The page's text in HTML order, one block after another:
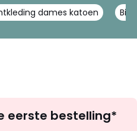
dames katoen Big
zoek
eerste bestelling*